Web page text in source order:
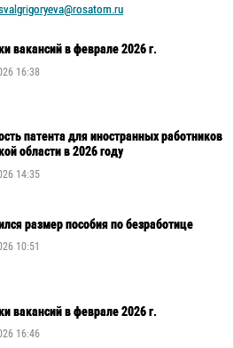
вакансий в феврале 2026 г.
16:38
патента для иностранных работников
области в 2026 году
14:35
размер пособия по безработице
10:51
вакансий в феврале 2026 г.
16:46